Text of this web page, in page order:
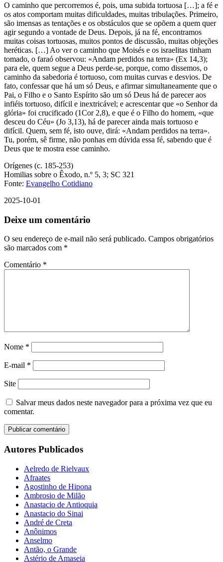
O caminho que percorremos é, pois, uma subida tortuosa […]; a fé e
os atos comportam muitas dificuldades, muitas tribulações. Primeiro,
são imensas as tentações e os obstáculos que se opõem a quem quer
agir segundo a vontade de Deus. Depois, já na fé, encontramos
muitas coisas tortuosas, muitos pontos de discussão, muitas objeções
heréticas. […] Ao ver o caminho que Moisés e os israelitas tinham
tomado, o faraó observou: «Andam perdidos na terra» (Ex 14,3);
para ele, quem segue a Deus perde-se, porque, como dissemos, o
caminho da sabedoria é tortuoso, com muitas curvas e desvios. De
fato, confessar que há um só Deus, e afirmar simultaneamente que o
Pai, o Filho e o Santo Espírito são um só Deus há de parecer aos
infiéis tortuoso, difícil e inextricável; e acrescentar que «o Senhor da
glória» foi crucificado (1Cor 2,8), e que é o Filho do homem, «que
desceu do Céu» (Jo 3,13), há de parecer ainda mais tortuoso e
difícil. Quem, sem fé, isto ouve, dirá: «Andam perdidos na terra».
Tu, porém, sê firme, não ponhas em dúvida essa fé, sabendo que é
Deus que te mostra esse caminho.
Orígenes (c. 185-253)
Homilias sobre o Êxodo, n.º 5, 3; SC 321
Fonte: Evangelho Cotidiano
2025-10-01
Deixe um comentário
O seu endereço de e-mail não será publicado. Campos obrigatórios
são marcados com *
Comentário *
Nome *
E-mail *
Site
Salvar meus dados neste navegador para a próxima vez que eu
comentar.
Autores Publicados
Aelredo de Rielvaux
Afraates
Agostinho de Hipona
Ambrosio de Milão
Anastacio de Antioquia
Anastacio do Sinai
André de Creta
Anônimos
Anselmo
Antão, o Grande
Astério de Amaseia